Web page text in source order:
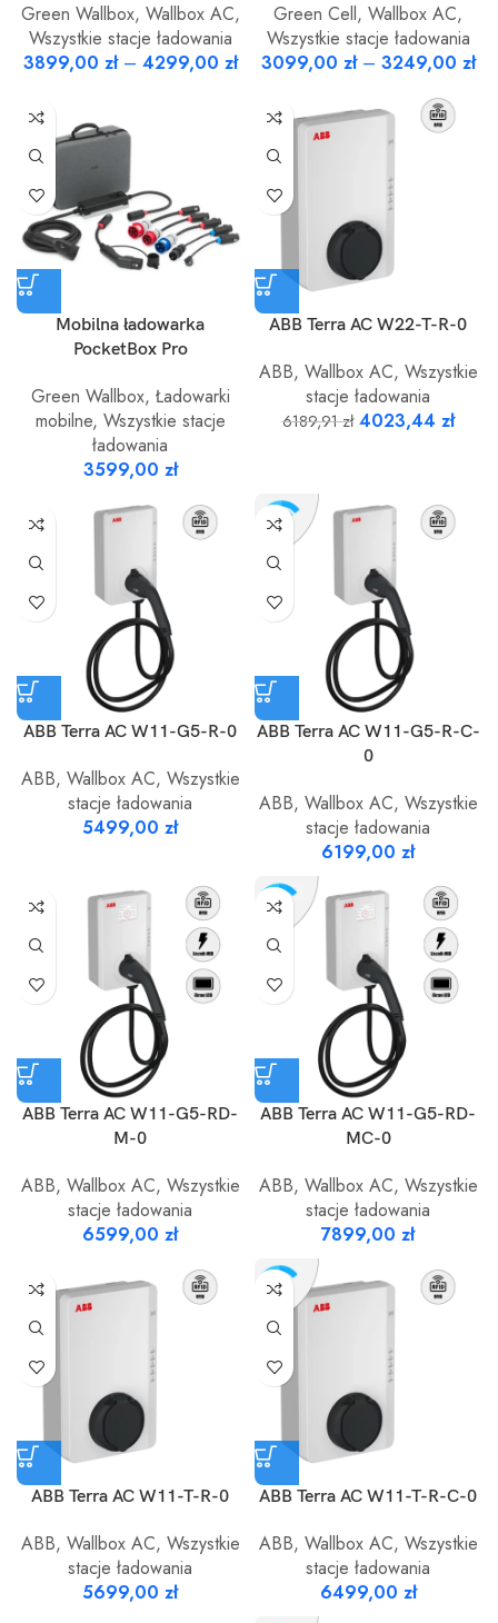
Green Wallbox, Wallbox AC,
Wszystkie stacje ładowania
3899,00 zł– 4299,00 zł
Green Cell, Wallbox AC,
Wszystkie stacje ładowania
3099,00 zł– 3249,00 zł
Mobilna ładowarka
PocketBox Pro
Green Wallbox, Ładowarki
mobilne, Wszystkie stacje
ładowania
3599,00 zł
ABB Terra AC W22-T-R-0
ABB, Wallbox AC, Wszystkie
stacje ładowania
6189,91zł 4023,44 zł
ABB Terra AC W11-G5-R-0
ABB, Wallbox AC, Wszystkie
stacje ładowania
5499,00 zł
ABB Terra AC W11-G5-R-C-
0
ABB, Wallbox AC, Wszystkie
stacje ładowania
6199,00 zł
ABB Terra AC W11-G5-RD-
M-0
ABB, Wallbox AC, Wszystkie
stacje ładowania
6599,00 zł
ABB Terra AC W11-G5-RD-
MC-0
ABB, Wallbox AC, Wszystkie
stacje ładowania
7899,00 zł
ABB Terra AC W11-T-R-0
ABB, Wallbox AC, Wszystkie
stacje ładowania
5699,00 zł
ABB Terra AC W11-T-R-C-0
ABB, Wallbox AC, Wszystkie
stacje ładowania
6499,00 zł